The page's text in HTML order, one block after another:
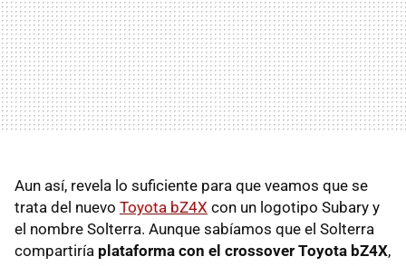
Aun así, revela lo suficiente para que veamos que se
trata del nuevo Toyota bZ4X con un logotipo Subary y
el nombre Solterra. Aunque sabíamos que el Solterra
compartiría plataforma con el crossover Toyota bZ4X,